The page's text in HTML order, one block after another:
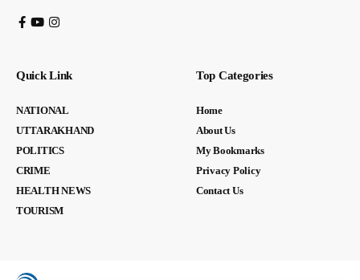
Quick Link
NATIONAL
UTTARAKHAND
POLITICS
CRIME
HEALTH NEWS
TOURISM
Top Categories
Home
About Us
My Bookmarks
Privacy Policy
Contact Us